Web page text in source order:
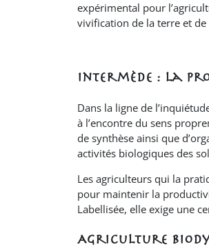
expérimental pour
vivification de la terre et de
Intermède : la
Dans la ligne de
à l’encontre du sens
de synthèse ainsi que
activités biologiques des
Les agriculteurs qui la
pour maintenir la
Labellisée, elle exige une
Agriculture